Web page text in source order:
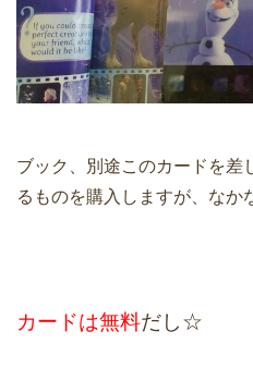
ブック、別途このカードを差
るものを購入しますが、なか
カードは無料だし☆